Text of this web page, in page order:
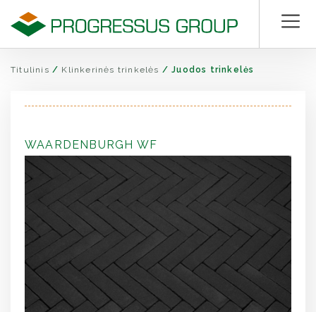
Titulinis / Klinkerinės trinkelės /Juodos trinkelės
WAARDENBURGH WF